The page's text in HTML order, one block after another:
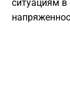
ситуациям в